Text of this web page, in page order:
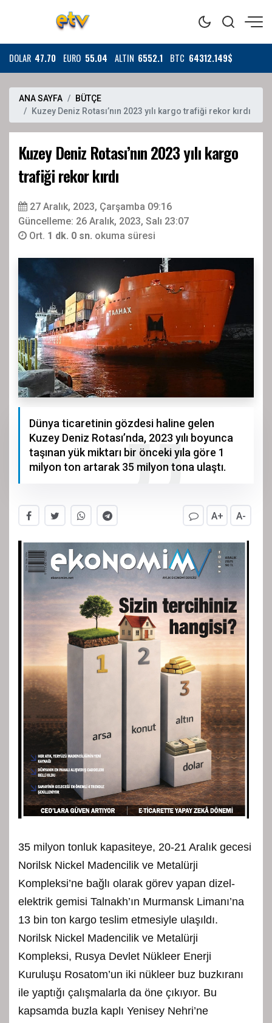
DOLAR 47.70 EURO 55.04 ALTIN 6552.1 BTC 64312.149$
ANA SAYFA
BÜTÇE
Kuzey Deniz Rotası’nın 2023 yılı kargo trafiği rekor kırdı
Kuzey Deniz Rotası’nın 2023 yılı kargo
trafiği rekor kırdı
27 Aralık, 2023, Çarşamba 09:16
Güncelleme: 26 Aralık, 2023, Salı 23:07
Ort. 1 dk. 0 sn. okuma süresi
Dünya ticaretinin gözdesi haline gelen
Kuzey Deniz Rotası’nda, 2023 yılı boyunca
taşınan yük miktarı bir önceki yıla göre 1
milyon ton artarak 35 milyon tona ulaştı.
A+ A-
35 milyon tonluk kapasiteye, 20-21 Aralık gecesi
Norilsk Nickel Madencilik ve Metalürji
Kompleksi’ne bağlı olarak görev yapan dizel-
elektrik gemisi Talnakh’ın Murmansk Limanı’na
13 bin ton kargo teslim etmesiyle ulaşıldı.
Norilsk Nickel Madencilik ve Metalürji
Kompleksi, Rusya Devlet Nükleer Enerji
Kuruluşu Rosatom’un iki nükleer buz buzkıranı
ile yaptığı çalışmalarla da öne çıkıyor. Bu
kapsamda buzla kaplı Yenisey Nehri’ne